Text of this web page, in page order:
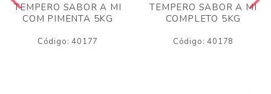
TEMPERO SABOR A MI
COM PIMENTA 5KG
Código: 40177
TEMPERO SABOR A MI
COMPLETO 5KG
Código: 40178